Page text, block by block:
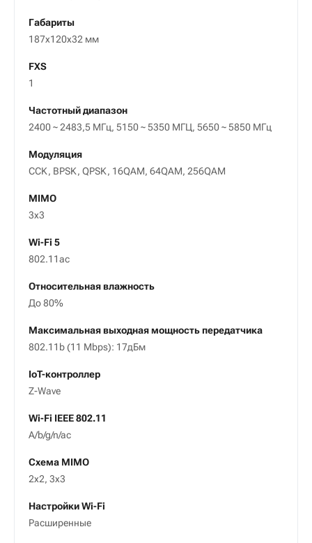
Габариты
187x120x32 мм
FXS
1
Частотный диапазон
2400 ~ 2483,5 МГц, 5150 ~ 5350 МГЦ, 5650 ~ 5850 МГц
Модуляция
CCK, BPSK, QPSK, 16QAM, 64QAM, 256QAM
MIMO
3x3
Wi-Fi 5
802.11ac
Относительная влажность
До 80%
Максимальная выходная мощность передатчика
802.11b (11 Mbps): 17дБм
IoT-контроллер
Z-Wave
Wi-Fi IEEE 802.11
А/b/g/n/ac
Схема MIMO
2x2, 3х3
Настройки Wi-Fi
Расширенные